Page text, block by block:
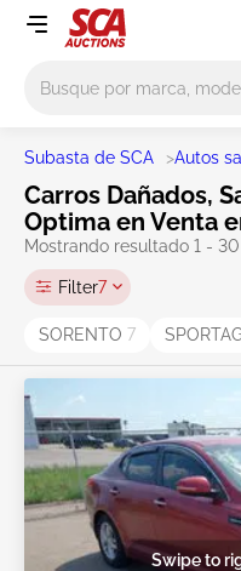
Subasta de SCA >Autos
Carros Dañados,
Optima en Venta
Mostrando resultado 1 -
Filter7
SORENTO 7
Swipe to